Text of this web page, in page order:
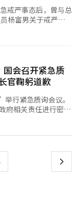
。 韩德洙在
要进行深入的内部讨
事项，未来还需进
成为首要任务。
戒严事态后，曾与总
悦通过两次电
本人和大多数国务
明确表明了反对意
戒严‌。韩德洙表
过调查程序，由国
好配合调查。”
国会召开紧急质
官鞠躬道歉
行紧急质询会议。
府相关责任进行密集
身鞠躬致歉。 徐
周浩、文化体育观光
阁成员都起身鞠躬道
下